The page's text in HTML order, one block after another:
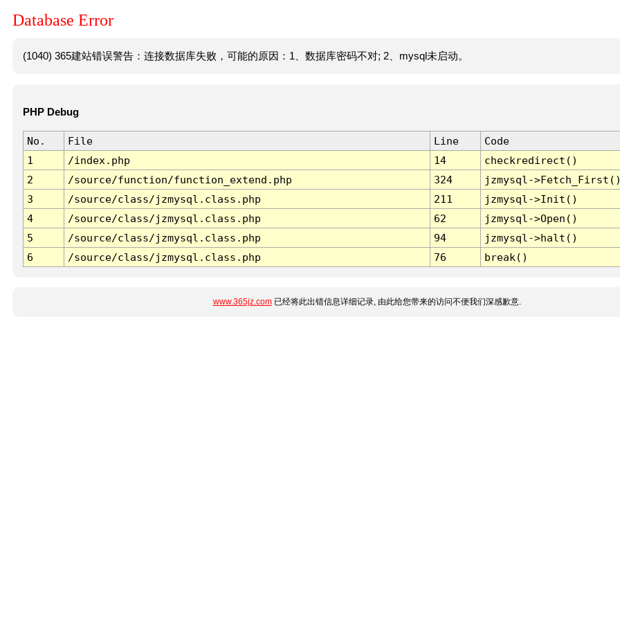
Database Error
(1040) 365建站错误警告：连接数据库失败，可能的原因：1、数据库密码不对; 2、mysql未启动。
PHP Debug
No. File Line
Code
1
/index.php 14
checkredirect()
2
/source/function/function_extend.php 324
jzmysql-
3
/source/class/jzmysql.class.php 211
jzmysql->Init()
4
/source/class/jzmysql.class.php 62
jzmysql->Open()
5
/source/class/jzmysql.class.php 94
jzmysql->halt()
6
/source/class/jzmysql.class.php 76 break()
www.365jz.com已经将此出错信息详细记录, 由此给您带来的访问不便我们深感歉意.